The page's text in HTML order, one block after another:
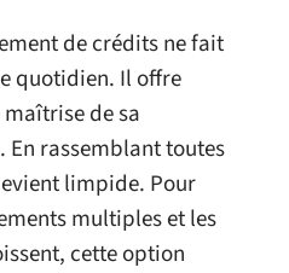
de crédits ne fait
quotidien. Il offre
de sa
. En rassemblant toutes
limpide. Pour
multiples et les
cette option